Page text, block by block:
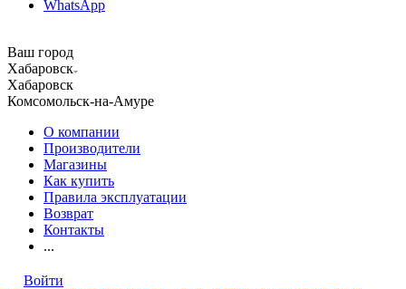
WhatsApp
Ваш город
Хабаровск
Хабаровск
Комсомольск-на-Амуре
О компании
Производители
Магазины
Как купить
Правила эксплуатации
Возврат
Контакты
...
Войти